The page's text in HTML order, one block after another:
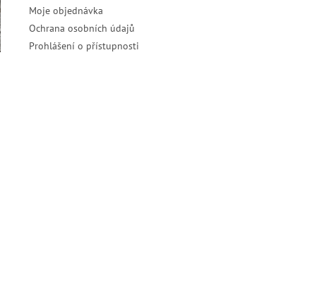
Moje objednávka
Ochrana osobních údajů
Prohlášení o přístupnosti